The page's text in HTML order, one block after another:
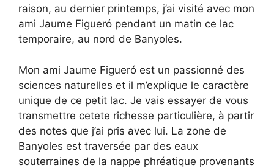
raison, au dernier printemps, j’ai visité avec mon
ami Jaume Figueró pendant un matin ce lac
temporaire, au nord de Banyoles.
Mon ami Jaume Figueró est un passionné des
sciences naturelles et il m’explique le caractère
unique de ce petit lac. Je vais essayer de vous
transmettre cetete richesse particulière, à partir
des notes que j’ai pris avec lui. La zone de
Banyoles est traversée par des eaux
souterraines de la nappe phréatique provenants